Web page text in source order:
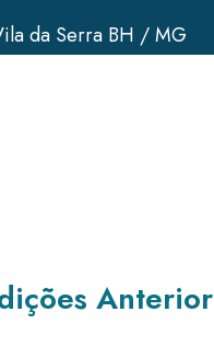
da Serra BH / MG